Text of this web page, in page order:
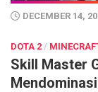
DECEMBER 14,
DOTA 2 /
Skill Master